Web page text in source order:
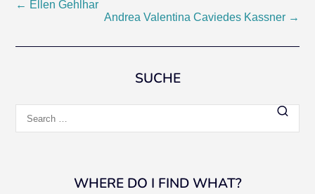
Post
← Ellen Gehlhar
Andrea Valentina Caviedes Kassner →
SUCHE
for:
WHERE DO I FIND WHAT?